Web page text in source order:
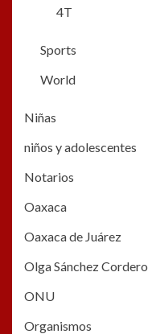
4T
Sports
World
Niñas
niños y adolescentes
Notarios
Oaxaca
Oaxaca de Juárez
Olga Sánchez Cordero
ONU
Organismos